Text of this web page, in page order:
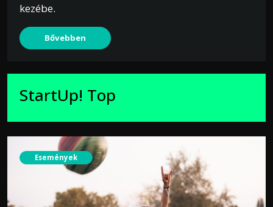
kezébe.
Bővebben
StartUp! Top
Események